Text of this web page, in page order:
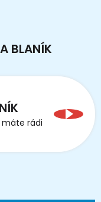
BLANÍK
máte rádi